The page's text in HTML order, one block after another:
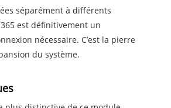
séparément à différents
est définitivement un
nécessaire. C’est la pierre
du système.